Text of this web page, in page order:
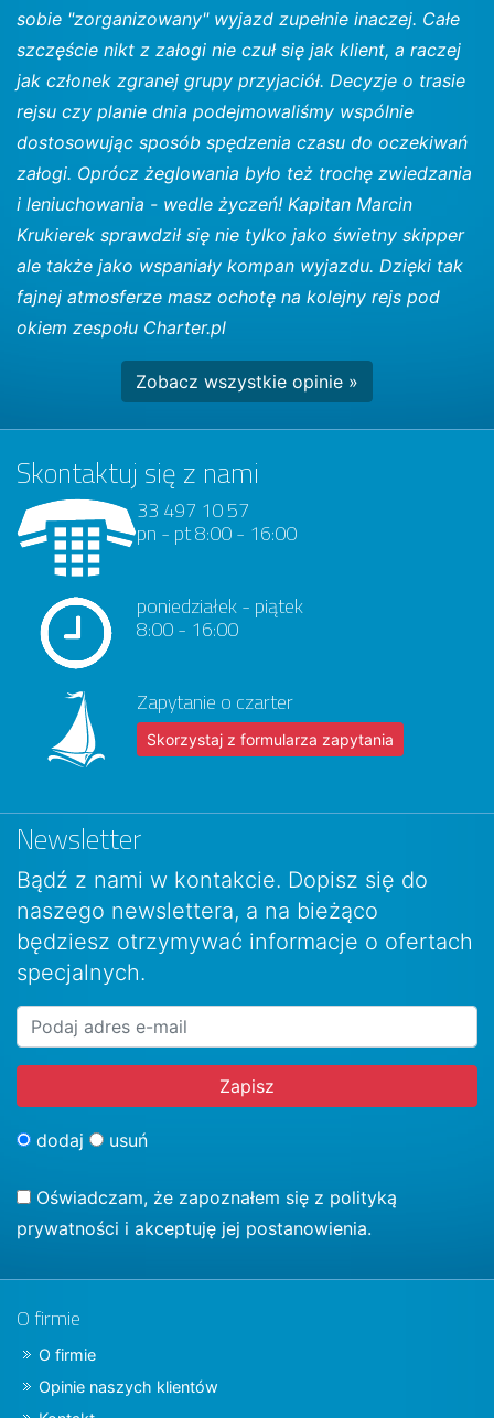
sobie "zorganizowany" wyjazd zupełnie inaczej. Całe
szczęście nikt z załogi nie czuł się jak klient, a raczej
jak członek zgranej grupy przyjaciół. Decyzje o trasie
rejsu czy planie dnia podejmowaliśmy wspólnie
dostosowując sposób spędzenia czasu do oczekiwań
załogi. Oprócz żeglowania było też trochę zwiedzania
i leniuchowania - wedle życzeń! Kapitan Marcin
Krukierek sprawdził się nie tylko jako świetny skipper
ale także jako wspaniały kompan wyjazdu. Dzięki tak
fajnej atmosferze masz ochotę na kolejny rejs pod
okiem zespołu Charter.pl
Zobacz wszystkie opinie »
Skontaktuj się z nami
33 497 10 57
pn - pt 8:00 - 16:00
poniedziałek - piątek
8:00 - 16:00
Zapytanie o czarter
Skorzystaj z formularza zapytania
Newsletter
Bądź z nami w kontakcie. Dopisz się do
naszego newslettera, a na bieżąco
będziesz otrzymywać informacje o ofertach
specjalnych.
dodaj usuń
Oświadczam, że zapoznałem się z polityką
prywatności i akceptuję jej postanowienia.
O firmie
O firmie
Opinie naszych klientów